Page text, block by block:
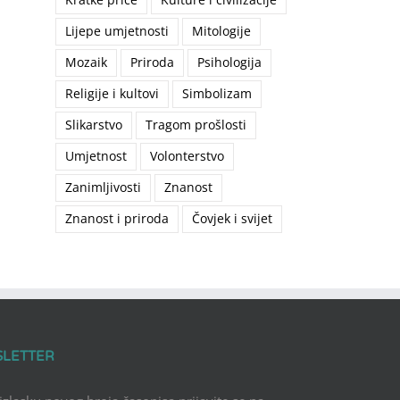
Lijepe umjetnosti
Mitologije
Mozaik
Priroda
Psihologija
Religije i kultovi
Simbolizam
Slikarstvo
Tragom prošlosti
Umjetnost
Volonterstvo
Zanimljivosti
Znanost
Znanost i priroda
Čovjek i svijet